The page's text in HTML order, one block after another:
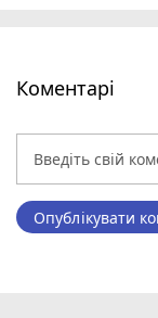
Коментарі
Опублікувати